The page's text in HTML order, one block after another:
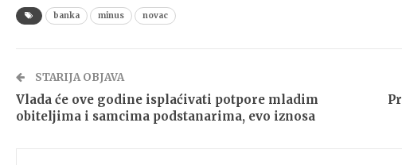
banka minus novac
STARIJA OBJAVA
Vlada će ove godine isplaćivati potpore mladim
obiteljima i samcima podstanarima, evo iznosa